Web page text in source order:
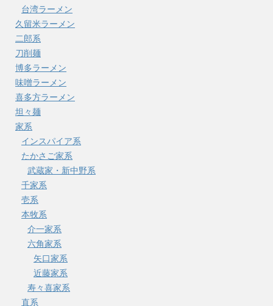
台湾ラーメン
久留米ラーメン
二郎系
刀削麺
博多ラーメン
味噌ラーメン
喜多方ラーメン
坦々麺
家系
インスパイア系
たかさご家系
武蔵家・新中野系
千家系
壱系
本牧系
介一家系
六角家系
矢口家系
近藤家系
寿々喜家系
直系